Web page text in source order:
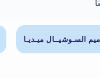
السـوشيــال ميـديـا